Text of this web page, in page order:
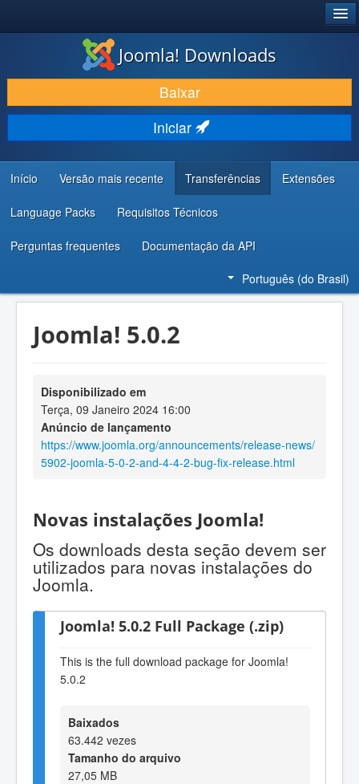
BAIXAR E APRIMORAR
DESCUBRA & APRENDA
COMUNIDADE & SUPORTE
RECURSOS PARA DESENVOLVEDORES
Joomla! Downloads
Baixar
Iniciar
Início Versão mais recente Transferências Extensões
Language Packs Requisitos Técnicos
Perguntas frequentes Documentação da API
Português (do Brasil)
Joomla! 5.0.2
Disponibilizado em
Terça, 09 Janeiro 2024 16:00
Anúncio de lançamento
https://www.joomla.org/announcements/release-news/
5902-joomla-5-0-2-and-4-4-2-bug-fix-release.html
Novas instalações Joomla!
Os downloads desta seção devem ser
utilizados para novas instalações do
Joomla.
Joomla! 5.0.2 Full Package (.zip)
This is the full download package for Joomla!
5.0.2
Baixados
63.442 vezes
Tamanho do arquivo
27,05 MB